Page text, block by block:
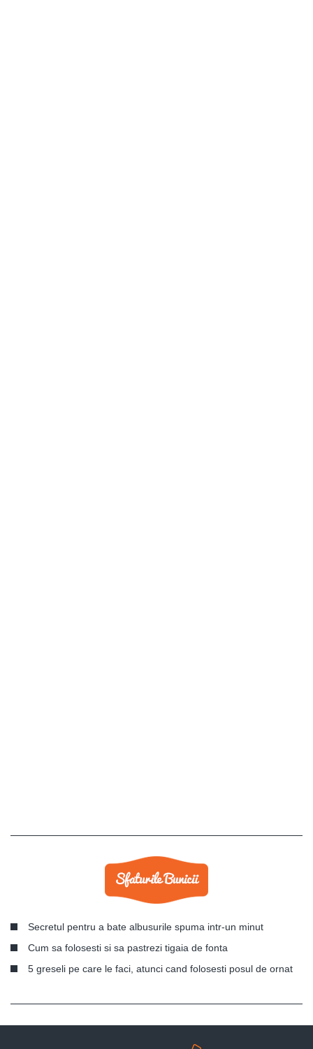
Secretul pentru a bate albusurile spuma intr-un minut
Cum sa folosesti si sa pastrezi tigaia de fonta
5 greseli pe care le faci, atunci cand folosesti posul de ornat